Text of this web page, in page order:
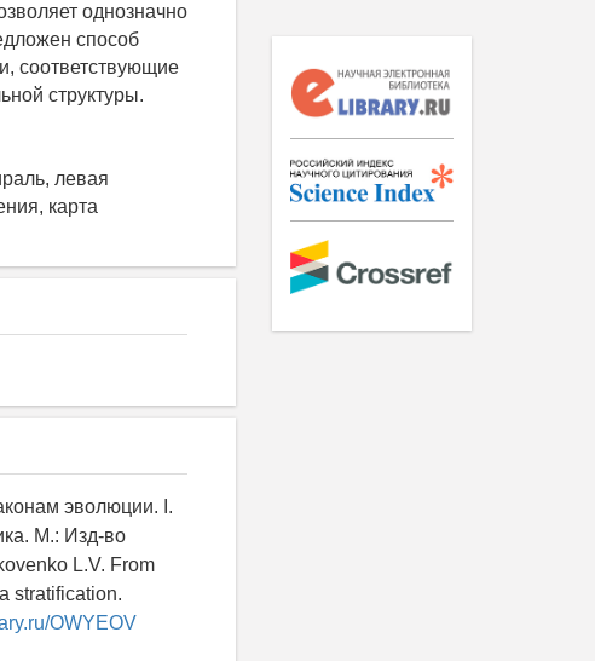
однозначно
способ
соответствующие
структуры.
левая
карта
эволюции. I.
М.: Изд-во
L.V. From
stratification.
OWYEOV